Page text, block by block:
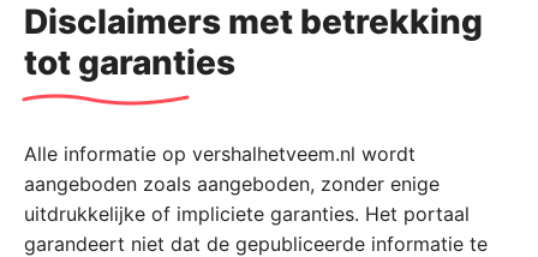
Disclaimers met betrekking
tot garanties
Alle informatie op vershalhetveem.nl wordt
aangeboden zoals aangeboden, zonder enige
uitdrukkelijke of impliciete garanties. Het portaal
garandeert niet dat de gepubliceerde informatie te